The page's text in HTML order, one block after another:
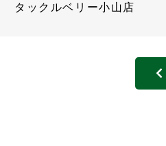
タックルベリー小山店